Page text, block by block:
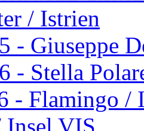
/ Istrien
- Giuseppe
- Stella
- Flamingo /
Insel VIS